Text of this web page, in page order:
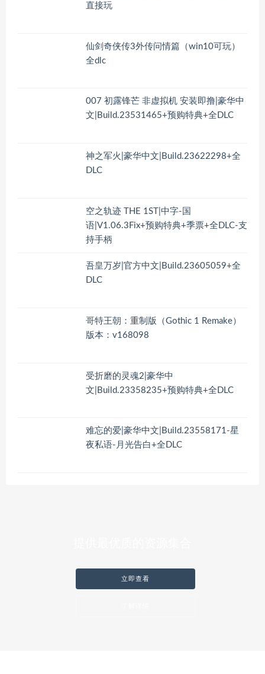
直接玩
仙剑奇侠传3外传问情篇（win10可玩）
全dlc
007 初露锋芒 非虚拟机 安装即撸|豪华中
文|Build.23531465+预购特典+全DLC
神之军火|豪华中文|Build.23622298+全
DLC
空之轨迹 THE 1ST|中字-国
语|V1.06.3Fix+预购特典+季票+全DLC-支
持手柄
吾皇万岁|官方中文|Build.23605059+全
DLC
哥特王朝：重制版（Gothic 1 Remake）
版本：v168098
受折磨的灵魂2|豪华中
文|Build.23358235+预购特典+全DLC
难忘的爱|豪华中文|Build.23558171-星
夜私语-月光告白+全DLC
立即查看